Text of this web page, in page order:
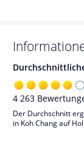
4 263
Der Durchschnitt
in Koh Chang auf